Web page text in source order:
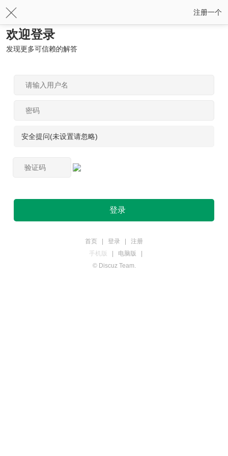
注册一个
欢迎登录
发现更多可信赖的解答
安全提问(未设置请忽略)
登录
首页 登录
注册
手机版
电脑版
© Discuz Team.